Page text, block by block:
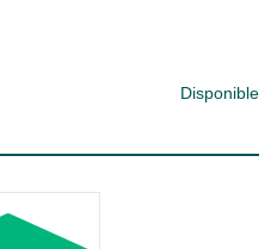
Disponible